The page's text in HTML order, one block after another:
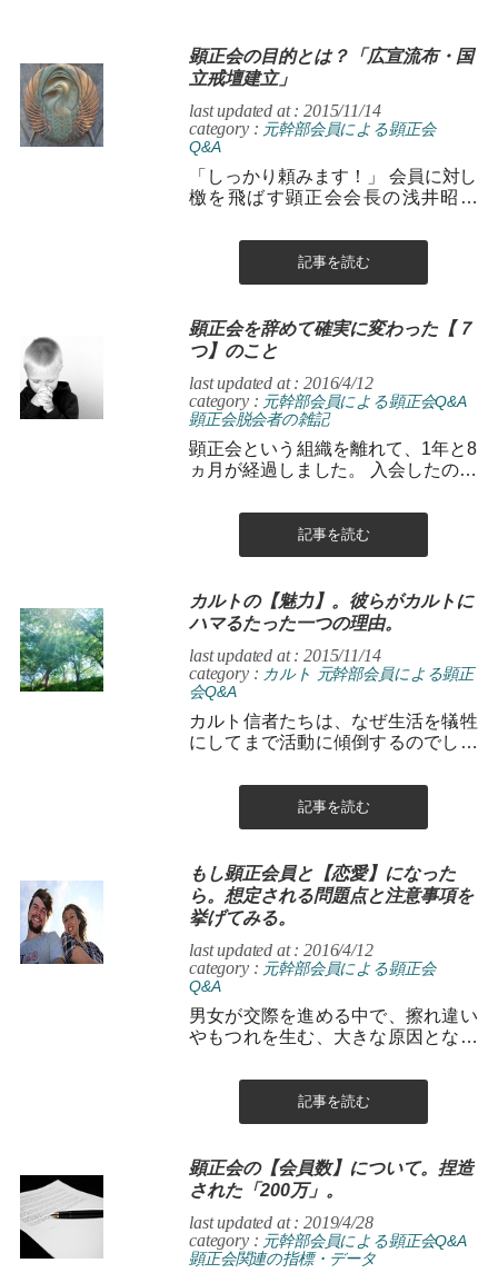
顕正会の目的とは？「広宣流布・国
立戒壇建立」
last updated at : 2015/11/14
category : 元幹部会員による顕正会
Q&A
「しっかり頼みます！」 会員に対し
檄を飛ばす顕正会会長の浅井昭衛
事が、熱気に満ちた川口総...
記事を読む
顕正会を辞めて確実に変わった【７
つ】のこと
last updated at : 2016/4/12
category : 元幹部会員による顕正会Q&A
顕正会脱会者の雑記
顕正会という組織を離れて、1年と8
ヵ月が経過しました。 入会したのは
正会員として人生を歩み、...
記事を読む
カルトの【魅力】。彼らがカルトに
ハマるたった一つの理由。
last updated at : 2015/11/14
category : カルト 元幹部会員による顕正
会Q&A
カルト信者たちは、なぜ生活を犠牲
にしてまで活動に傾倒するのでしょ
失ってまでして、守るべきものとは
記事を読む
もし顕正会員と【恋愛】になった
ら。想定される問題点と注意事項を
挙げてみる。
last updated at : 2016/4/12
category : 元幹部会員による顕正会
Q&A
男女が交際を進める中で、擦れ違い
やもつれを生む、大きな原因となる
「宗教」は、人の価値観や嗜好の傾
記事を読む
顕正会の【会員数】について。捏造
された「200万」。
last updated at : 2019/4/28
category : 元幹部会員による顕正会Q&A
顕正会関連の指標・データ